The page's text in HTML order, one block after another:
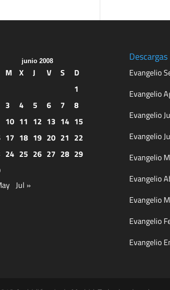
junio 2008
M X J V S
D
1
3 4 5 6 7
8
10 11 12 13 14 15
17 18 19 20 21 22
24 25 26 27 28 29
Jul »
Descargas
Evangelio
Evangelio
Evangelio
Evangelio
Evangelio
Evangelio
Evangelio
Evangelio
Evangelio